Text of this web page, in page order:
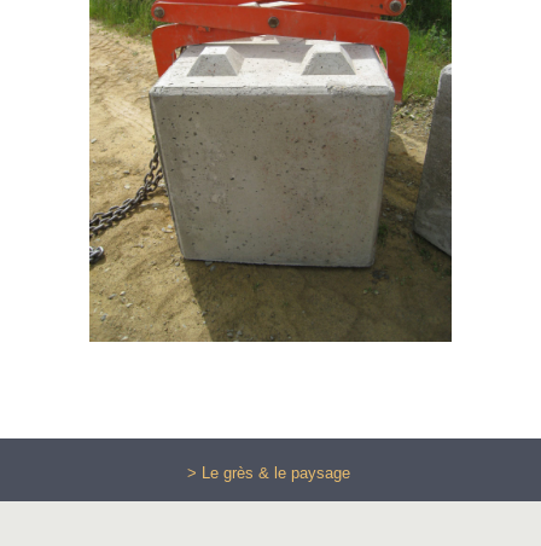
> Le grès & le paysage